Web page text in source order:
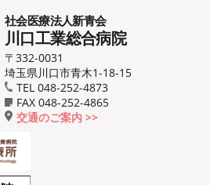
社会医療法人新青会
川口工業総合病院
〒332-0031
埼玉県川口市青木1-18-15
TEL 048-252-4873
FAX 048-252-4865
交通のご案内 >>